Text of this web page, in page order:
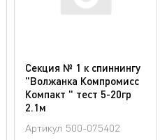
Секция № 1 к спиннингу
"Волжанка Компромисс
Компакт " тест 5-20гр
2.1м
Артикул 500-075402